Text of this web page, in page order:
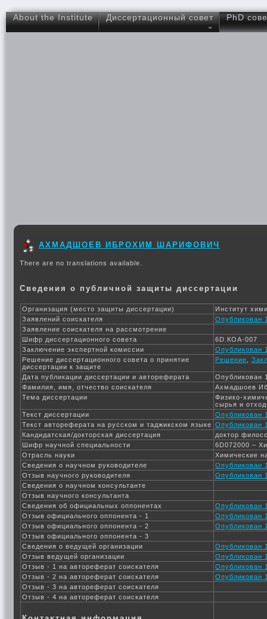
About the Institute Диссертационный совет PhD
АХМАДШОЕВ ИБРОХИМ ШАРИФОВИЧ
There are no translations available.
Сведения о публичной защиты диссертации
Организация (место защиты диссертации)
Институт
Заявлений соискателя
Опубликован
Заявление соискателя на рассмотрение
Шифр диссертационного совета
6D.КОА-007
Заключение экспертной комиссии
Опубликован
Решение диссертационного совета о принятие
диссертации к защите
Решение
Дата публикации диссертации и автореферата
Опубликован
Фамилия, имя, отчество соискателя
Ахмадшоев
Тема диссертации
Физико-
сырья и
Текст диссертации
Опубликован
Текст автореферата на русском и таджикском языке Опубликован
Кандидатская/докторская диссертация
доктор
Шифр научной специальности
6D072000 –
Отрасль науки
Химические
Сведения о научном руководителе
Опубликован
Отзыв научного руководителя
Опубликован
Сведения о научном консультанте
Отзыв научного консультанта
Сведения об официальных оппонентах
Опубликован
Отзыв официального оппонента - 1
Опубликован
Отзыв официального оппонента - 2
Опубликован
Отзыв официального оппонента - 3
Сведения о ведущей организации
Опубликован
Отзыв ведущей организации
Опубликован
Отзыв - 1 на автореферат соискателя
Опубликован
Отзыв - 2 на автореферат соискателя
Опубликован
Отзыв - 3 на автореферат соискателя
Отзыв - 4 на автореферат соискателя